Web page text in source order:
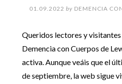
01.09.2022 by DEMENCIA
Queridos lectores y
Demencia con Cuerpos de
activa. Aunque veáis que el
de septiembre, la web sigue